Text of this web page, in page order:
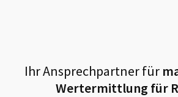
Ihr Ansprechpartner für
Wertermittlung für